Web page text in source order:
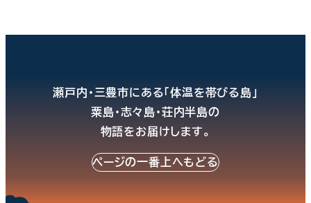
瀬戸内・三豊市にある「体温を帯びる島」
粟島・志々島・荘内半島の
物語をお届けします。
ページの一番上へもどる